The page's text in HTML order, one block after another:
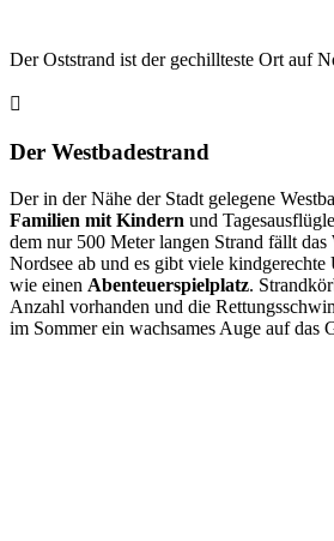
Der Oststrand ist der gechillteste Ort auf
Der Westbadestrand
Der in der Nähe der Stadt gelegene
Familien mit Kindern und
dem nur 500 Meter langen Strand fällt das
Nordsee ab und es gibt viele kindgerechte
wie einen Abenteuerspielplatz.
Anzahl vorhanden und die
im Sommer ein wachsames Auge auf das